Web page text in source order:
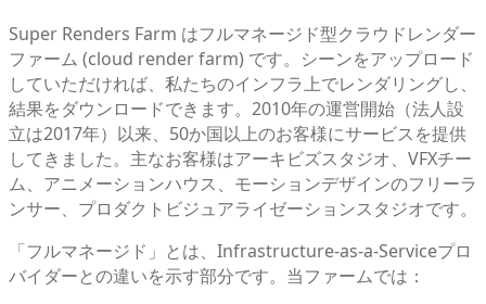
Super Renders Farm はフルマネージド型クラウドレンダー
ファーム (cloud render farm) です。シーンをアップロード
していただければ、私たちのインフラ上でレンダリングし、
結果をダウンロードできます。2010年の運営開始（法人設
立は2017年）以来、50か国以上のお客様にサービスを提供
してきました。主なお客様はアーキビズスタジオ、VFXチー
ム、アニメーションハウス、モーションデザインのフリーラ
ンサー、プロダクトビジュアライゼーションスタジオです。
「フルマネージド」とは、Infrastructure-as-a-Serviceプロ
バイダーとの違いを示す部分です。当ファームでは：